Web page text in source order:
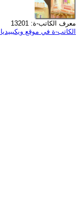
معرف الكاتب-ة: 13201
الكاتب-ة في موقع